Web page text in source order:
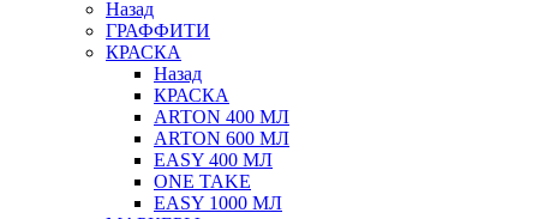
Назад
ГРАФФИТИ
КРАСКА
Назад
КРАСКА
ARTON 400 МЛ
ARTON 600 МЛ
EASY 400 МЛ
ONE TAKE
EASY 1000 МЛ